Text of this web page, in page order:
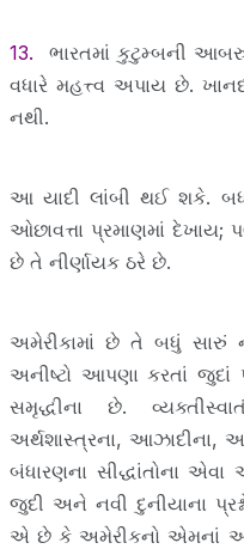
13. ભારતમાં કુટુમ્બની
વધારે મહત્ત્વ અપાય છે.
નથી.
આ યાદી લાંબી થઈ શકે.
ઓછાવત્તા પ્રમાણમાં
છે તે નીર્ણાયક ઠરે છે.
અમેરીકામાં છે તે બધું
અનીષ્ટો આપણા કરતાં જુદાં
સમૃદ્ધીના છે.
અર્થશાસ્ત્રના, આઝાદીના,
બંધારણના સીદ્ધાંતોના
જુદી અને નવી દુનીયાના
એ છે કે અમેરીકનો એમનાં